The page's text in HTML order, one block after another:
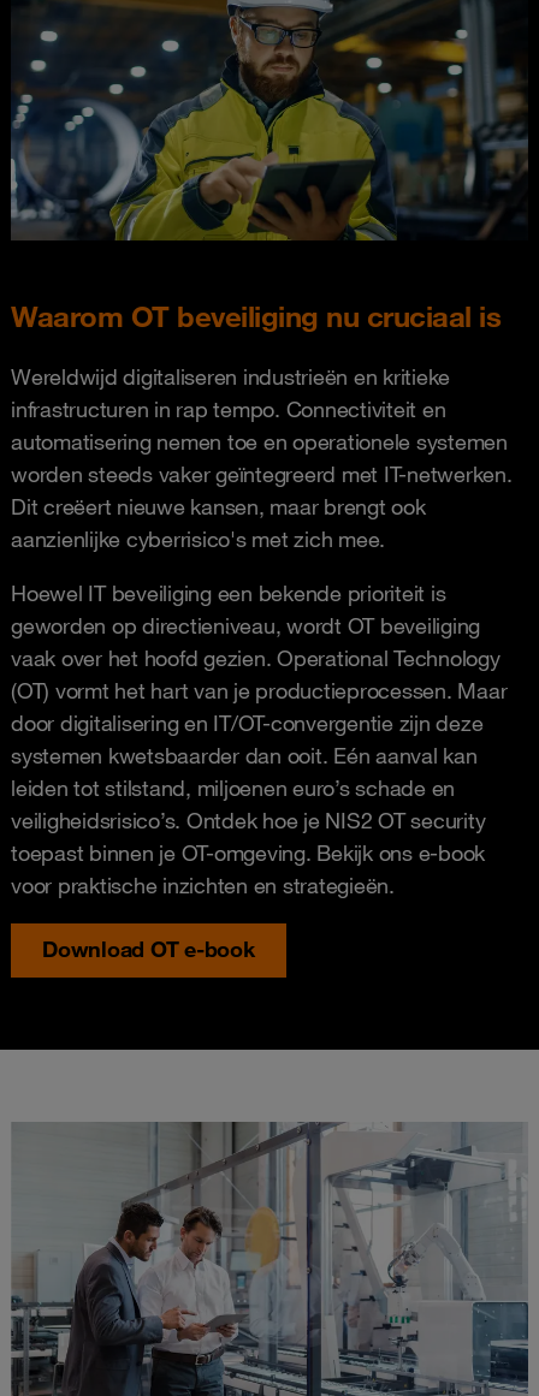
Waarom OT beveiliging nu cruciaal is
Wereldwijd digitaliseren industrieën en kritieke
infrastructuren in rap tempo. Connectiviteit en
automatisering nemen toe en operationele systemen
worden steeds vaker geïntegreerd met IT-netwerken.
Dit creëert nieuwe kansen, maar brengt ook
aanzienlijke cyberrisico's met zich mee.
Hoewel IT beveiliging een bekende prioriteit is
geworden op directieniveau, wordt OT beveiliging
vaak over het hoofd gezien. Operational Technology
(OT) vormt het hart van je productieprocessen. Maar
door digitalisering en IT/OT-convergentie zijn deze
systemen kwetsbaarder dan ooit. Eén aanval kan
leiden tot stilstand, miljoenen euro’s schade en
veiligheidsrisico’s. Ontdek hoe je NIS2 OT security
toepast binnen je OT-omgeving. Bekijk ons e-book
voor praktische inzichten en strategieën.
Download OT e-book